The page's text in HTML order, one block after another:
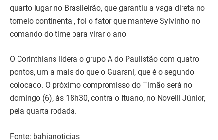
quarto lugar no Brasileirão, que garantiu a vaga direta no
torneio continental, foi o fator que manteve Sylvinho no
comando do time para virar o ano.
O Corinthians lidera o grupo A do Paulistão com quatro
pontos, um a mais do que o Guarani, que é o segundo
colocado. O próximo compromisso do Timão será no
domingo (6), às 18h30, contra o Ituano, no Novelli Júnior,
pela quarta rodada.
Fonte: bahianoticias